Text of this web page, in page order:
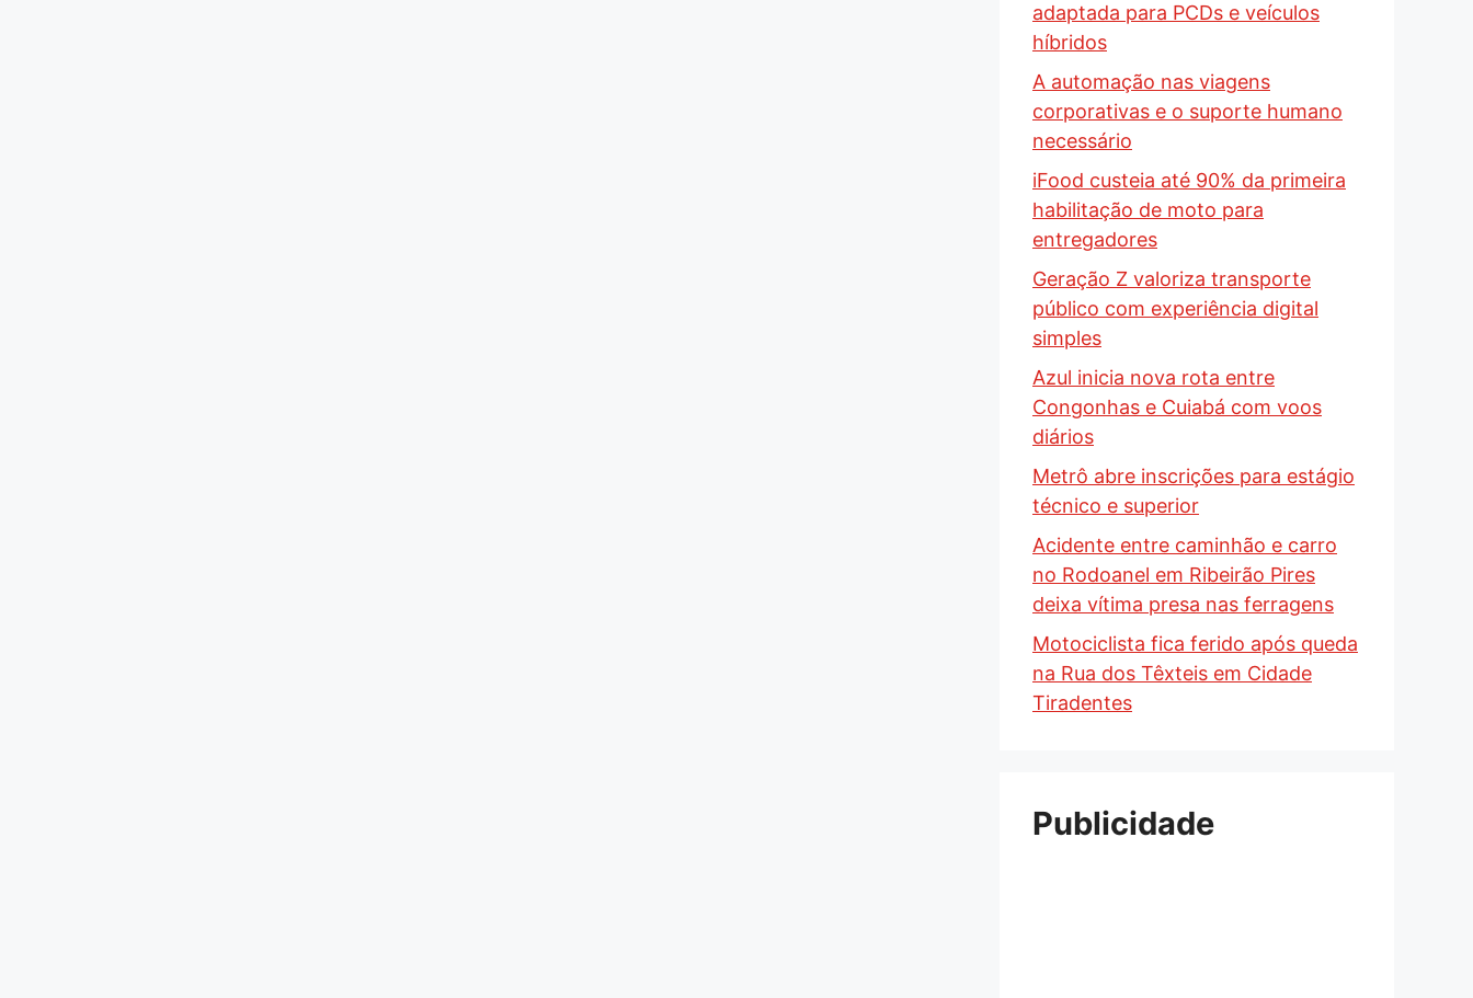
adaptada para PCDs e veículos
híbridos
A automação nas viagens
corporativas e o suporte humano
necessário
iFood custeia até 90% da primeira
habilitação de moto para
entregadores
Geração Z valoriza transporte
público com experiência digital
simples
Azul inicia nova rota entre
Congonhas e Cuiabá com voos
diários
Metrô abre inscrições para estágio
técnico e superior
Acidente entre caminhão e carro
no Rodoanel em Ribeirão Pires
deixa vítima presa nas ferragens
Motociclista fica ferido após queda
na Rua dos Têxteis em Cidade
Tiradentes
Publicidade